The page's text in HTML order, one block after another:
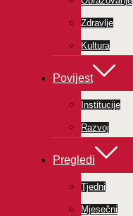
Zdravlje
Kultura
Povijest
Institucije
Razvoj
Pregledi
Tjedni
Mjesečni